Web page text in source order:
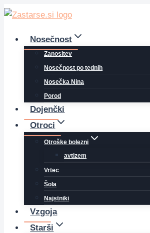
Skip
contentNosečnost
Zanositev
Nosečnost po tednih
Nosečka Nina
Porod
Dojenčki
Otroci
Otroške bolezni
avtizem
Vrtec
Šola
Najstniki
Vzgoja
Starši